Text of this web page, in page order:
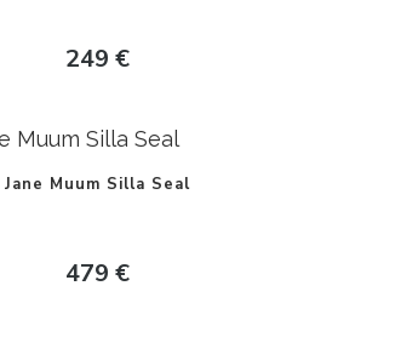
249€
Jane Muum Silla Seal
479€